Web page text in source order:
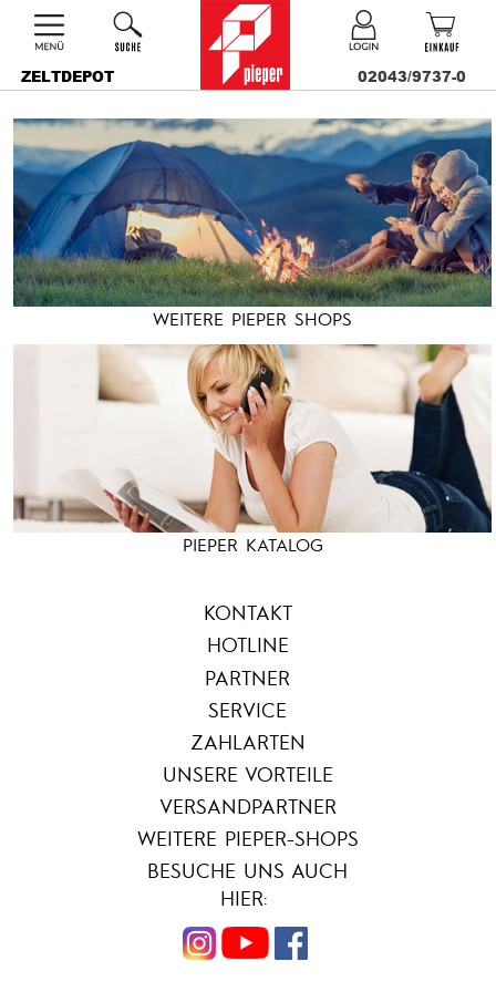
ZELTDEPOT 02043/9737-0
WEITERE PIEPER SHOPS
PIEPER KATALOG
KONTAKT
HOTLINE
PARTNER
SERVICE
ZAHLARTEN
UNSERE VORTEILE
VERSANDPARTNER
WEITERE PIEPER-SHOPS
BESUCHE UNS AUCH
HIER: